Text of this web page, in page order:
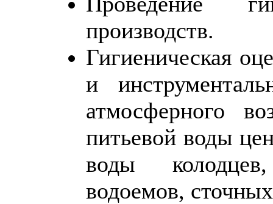
производств.
Гигиеническая
и
атмосферного
питьевой воды
воды
водоемов,